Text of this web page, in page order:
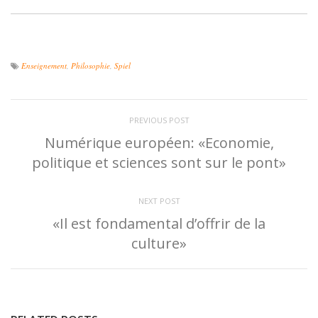
Enseignement, Philosophie, Spiel
PREVIOUS POST
Numérique européen: «Economie,
politique et sciences sont sur le pont»
NEXT POST
«Il est fondamental d’offrir de la
culture»